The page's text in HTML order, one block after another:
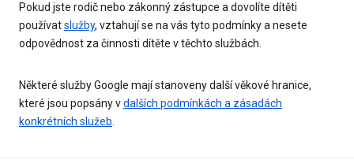
Pokud jste rodič nebo zákonný zástupce a dovolíte dítěti
používatslužby, vztahují se na vás tyto podmínky a nesete
odpovědnost za činnosti dítěte v těchto službách.
Některé služby Google mají stanoveny další věkové hranice,
které jsou popsány vdalších podmínkách a zásadách
konkrétních služeb